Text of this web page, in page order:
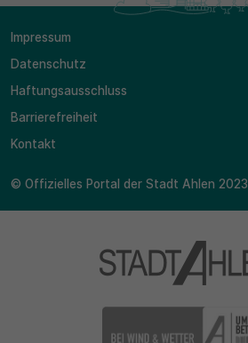
Impressum
Datenschutz
Haftungsausschluss
Barrierefreiheit
Kontakt
© Offizielles Portal der Stadt Ahlen 2023